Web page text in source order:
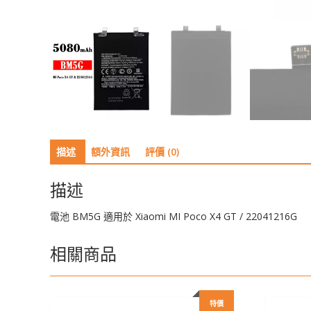
描述 額外資訊 評價 (0)
描述
電池 BM5G 適用於 Xiaomi MI Poco X4 GT / 22041216G
相關商品
特價